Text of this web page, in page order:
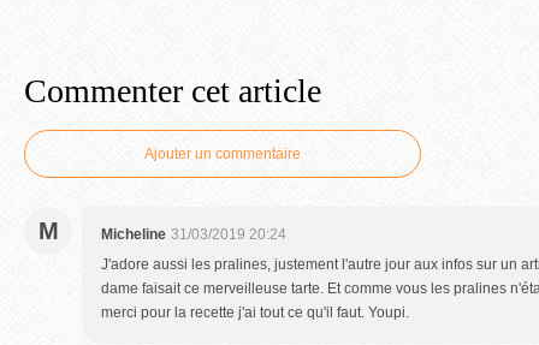
Commenter cet article
Ajouter un commentaire
M Micheline 31/03/2019 20:24
J'adore aussi les pralines, justement l'autre jour aux infos sur un
dame faisait ce merveilleuse tarte. Et comme vous les pralines
merci pour la recette j'ai tout ce qu'il faut. Youpi.